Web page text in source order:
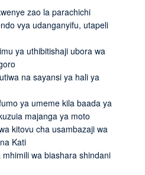
zao la parachichi
vya udanganyifu, utapeli
ya uthibitishaji ubora wa
na sayansi ya hali ya
ya umeme kila baada ya
majanga ya moto
kitovu cha usambazaji wa
Kati
wa biashara shindani